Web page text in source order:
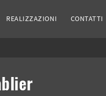
REALIZZAZIONI CONTATTI